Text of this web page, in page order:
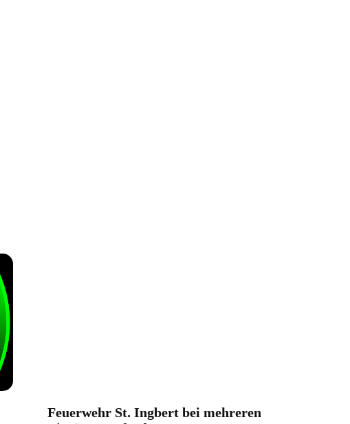
Feuerwehr St. Ingbert bei mehreren